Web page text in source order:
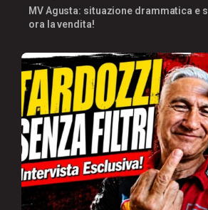
MV Agusta: situazione drammatica e
ora la vendita!